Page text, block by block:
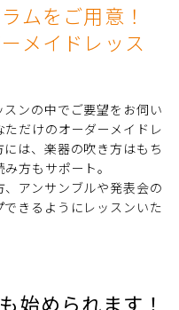
ムをご用意！
メイドレッス
ンの中でご要望をお伺い
だけのオーダーメイドレ
は、楽器の吹き方はもち
方もサポート。
アンサンブルや発表会の
きるようにレッスンいた
始められます！